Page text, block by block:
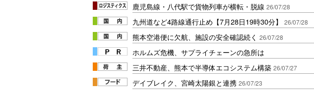
鹿児島線・八代駅で貨物列車が横転・脱線 26/07/28
九州道など4路線通行止め【7月28日19時30分】 26/07/28
熊本空港便に欠航、施設の安全確認続く 26/07/28
ホルムズ危機、サプライチェーンの急所は
三井不動産、熊本で半導体エコシステム構築 26/07/27
デイブレイク、宮崎太陽銀と連携 26/07/23